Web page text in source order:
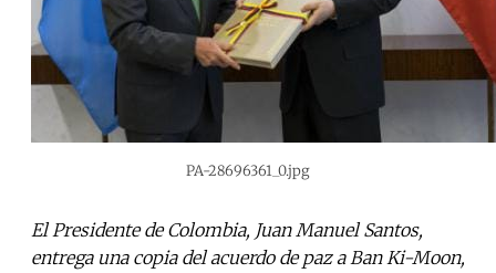
PA-28696361_0.jpg
El Presidente de Colombia, Juan Manuel Santos,
entrega una copia del acuerdo de paz a Ban Ki-Moon,